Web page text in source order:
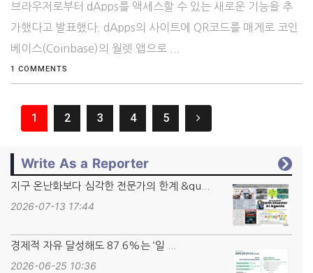
브라우저로부터 dApps를 액세스할 수 있는 새로운 기능을 추
가했다고 발표했다. dApps의 사이트에 QR코드를 매게로 코인
베이스(Coinbase)의 월렛 앱으로 ...
1 COMMENTS
1 2 3 4 5
Write As a Reporter
지구 온난화보다 심각한 전문가의 한계 &qu...
2026-07-13 17:44
경제적 자유 달성해도 87.6%는 ‘일 ...
2026-06-25 10:36